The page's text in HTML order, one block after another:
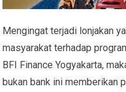
Mengingat terjadi lonjakan
masyarakat terhadap
BFI Finance Yogyakarta,
bukan bank ini memberikan